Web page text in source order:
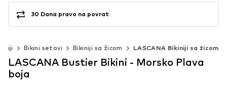
30 Dana pravo na povrat
Bikini setovi Bikiniji sa žicom LASCANA Bikiniji sa žicom
LASCANA Bustier Bikini - Morsko Plava
boja